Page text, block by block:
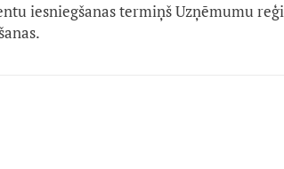
iesniegšanas termiņš Uzņēmumu